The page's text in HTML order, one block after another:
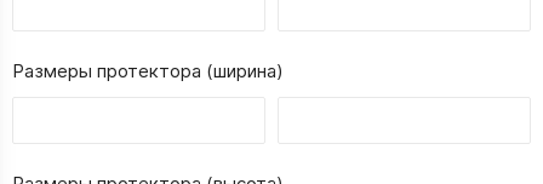
Размеры протектора (ширина)